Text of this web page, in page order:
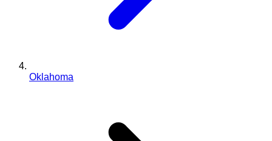
Oklahoma